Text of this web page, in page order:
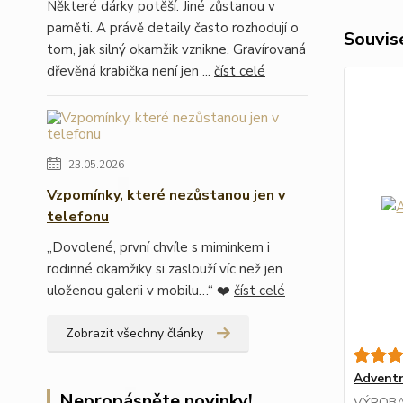
Některé dárky potěší. Jiné zůstanou v
paměti. A právě detaily často rozhodují o
tom, jak silný okamžik vznikne. Gravírovaná
dřevěná krabička není jen ... číst celé
23.05.2026
Vzpomínky, které nezůstanou jen v
telefonu
„Dovolené, první chvíle s miminkem i
rodinné okamžiky si zaslouží víc než jen
uloženou galerii v mobilu…“ ❤️ číst celé
Zobrazit všechny články